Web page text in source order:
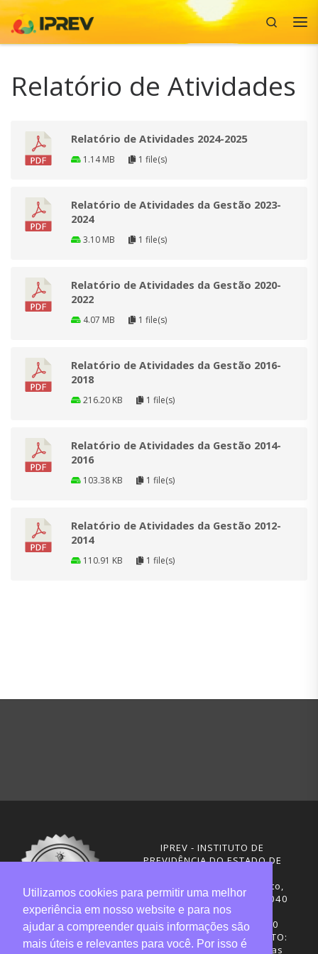
Skip to content
Search
Relatório de Atividades
Relatório de Atividades 2024-2025
1.14 MB 1 file(s)
Relatório de Atividades da Gestão 2023-
2024
3.10 MB 1 file(s)
Relatório de Atividades da Gestão 2020-
2022
4.07 MB 1 file(s)
Relatório de Atividades da Gestão 2016-
2018
216.20 KB 1 file(s)
Relatório de Atividades da Gestão 2014-
2016
103.38 KB 1 file(s)
Relatório de Atividades da Gestão 2012-
2014
110.91 KB 1 file(s)
IPREV - INSTITUTO DE
PREVIDÊNCIA DO ESTADO DE
Rua Visconde de Ouro Preto,
291 – Centro - CEP: 88020-040
Florianópolis - SC
Telefones: (48) 3665-4600
HORÁRIO DE FUNCIONAMENTO:
Central de Atendimento: das
Utilizamos cookies para permitir uma melhor
experiência em nosso website e para nos
ajudar a compreender quais informações são
mais úteis e relevantes para você. Por isso é